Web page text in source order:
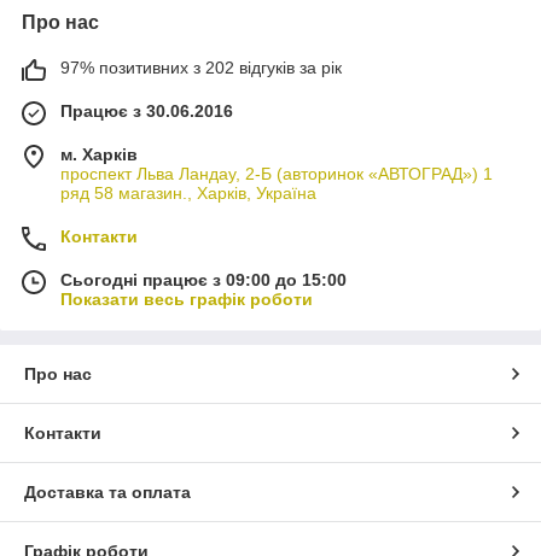
Про нас
97% позитивних з 202 відгуків за рік
Працює з 30.06.2016
м. Харків
проспект Льва Ландау, 2-Б (авторинок «АВТОГРАД») 1
ряд 58 магазин., Харків, Україна
Контакти
Сьогодні працює з 09:00 до 15:00
Показати весь графік роботи
Про нас
Контакти
Доставка та оплата
Графік роботи